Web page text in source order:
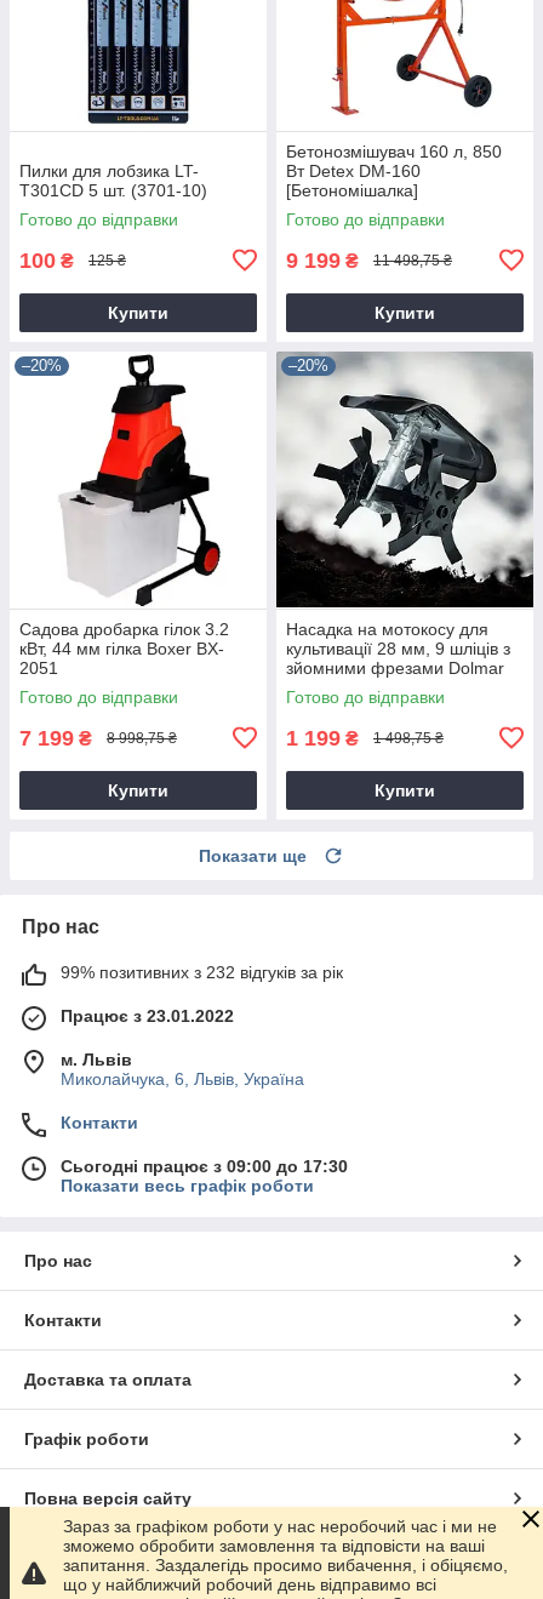
Пилки для лобзика LT-
T301CD 5 шт. (3701-10)
Готово до відправки
100 ₴ 125 ₴
Купити
Бетонозмішувач 160 л, 850
Вт Detex DM-160
[Бетономішалка]
Готово до відправки
9 199 ₴ 11 498,75 ₴
Купити
–20%
Садова дробарка гілок 3.2
кВт, 44 мм гілка Boxer BX-
2051
Готово до відправки
7 199 ₴ 8 998,75 ₴
Купити
–20%
Насадка на мотокосу для
культивації 28 мм, 9 шліців з
зйомними фрезами Dolmar
9T28
Готово до відправки
1 199 ₴ 1 498,75 ₴
Купити
Показати ще
Про нас
99% позитивних з 232 відгуків за рік
Працює з 23.01.2022
м. Львів
Миколайчука, 6, Львів, Україна
Контакти
Сьогодні працює з 09:00 до 17:30
Показати весь графік роботи
Про нас
Контакти
Доставка та оплата
Графік роботи
Повна версія сайту
Сайт створено на маркетплейсіProm.ua
Зараз за графіком роботи у нас неробочий час і ми не
зможемо обробити замовлення та відповісти на ваші
запитання. Заздалегідь просимо вибачення, і обіцяємо,
що у найближчий робочий день відправимо всі